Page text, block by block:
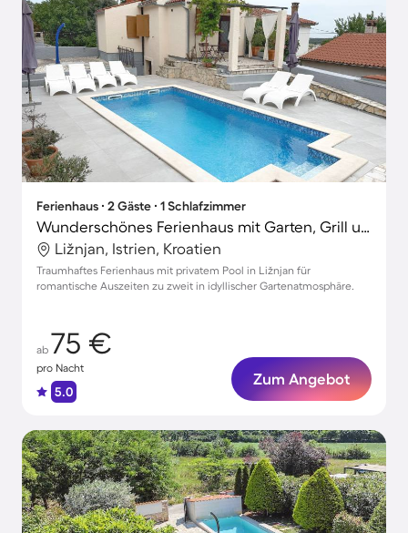
Ferienhaus ∙ 2 Gäste ∙ 1 Schlafzimmer
Wunderschönes Ferienhaus mit Garten, Grill und Terrasse | Stadtblick
Ližnjan, Istrien, Kroatien
Traumhaftes Ferienhaus mit privatem Pool in Ližnjan für
romantische Auszeiten zu zweit in idyllischer Gartenatmosphäre.
ab 75 €
pro Nacht
5.0
Zum Angebot